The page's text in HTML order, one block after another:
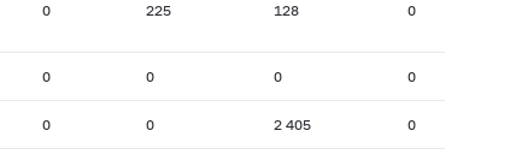
0 225 128 0
0 0 0 0
0 0 2 405 0